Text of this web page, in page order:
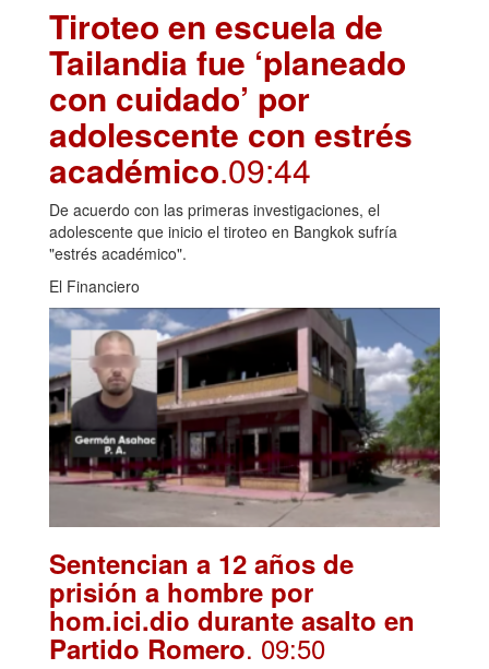
Tiroteo en escuela de
Tailandia fue ‘planeado
con cuidado’ por
adolescente con estrés
académico.09:44
De acuerdo con las primeras investigaciones, el
adolescente que inicio el tiroteo en Bangkok sufría
"estrés académico".
El Financiero
Sentencian a 12 años de
prisión a hombre por
hom.ici.dio durante asalto en
Partido Romero. 09:50